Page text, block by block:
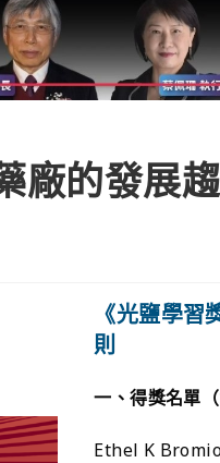
廠的發展
《光鹽學習
則
一、得獎名單
Ethel K